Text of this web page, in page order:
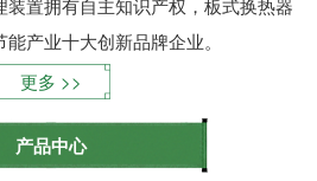
置拥有自主知识产权，板式换热器
产业十大创新品牌企业。
更多
产品中心